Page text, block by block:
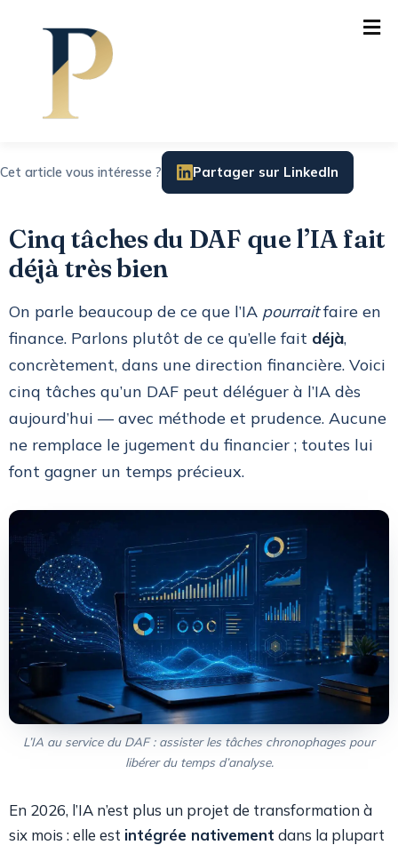
Cet article vous intéresse ? Partager sur LinkedIn
Cinq tâches du DAF que l’IA fait
déjà très bien
On parle beaucoup de ce que l’IA pourraitfaire en
finance. Parlons plutôt de ce qu’elle fait déjà,
concrètement, dans une direction financière. Voici
cinq tâches qu’un DAF peut déléguer à l’IA dès
aujourd’hui — avec méthode et prudence. Aucune
ne remplace le jugement du financier ; toutes lui
font gagner un temps précieux.
L’IA au service du DAF : assister les tâches chronophages pour
libérer du temps d’analyse.
En 2026, l’IA n’est plus un projet de transformation à
six mois : elle est intégrée nativement dans la plupart